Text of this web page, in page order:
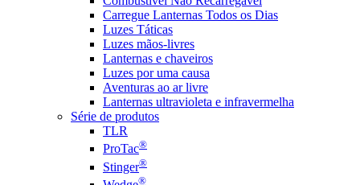
Carregue Lanternas Todos os Dias
Luzes Táticas
Luzes mãos-livres
Lanternas e chaveiros
Luzes por uma causa
Aventuras ao ar livre
Lanternas ultravioleta e infravermelha
Série de produtos
TLR
ProTac®
Stinger®
®